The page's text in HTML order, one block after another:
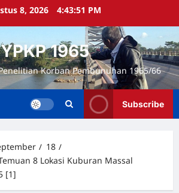
8, 2026 4:43:52 PM
YPKP 1965
Korban Pembunuhan 1965/66
Subscribe
18
8 Lokasi Kuburan Massal
[1]